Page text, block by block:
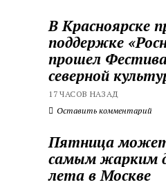
В Красноярске
поддержке
прошел
северной
17 ЧАСОВ НАЗАД
Оставить комментарий
Пятница
самым жарким
лета в Москве